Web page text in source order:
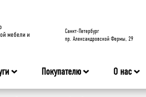
мебели и
Cанкт-Петербург
пр. Александровской Фермы, 29
Покупателю О нас